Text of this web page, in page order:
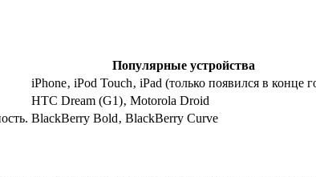
Популярные устройства
iPhone‚ iPod Touch‚ iPad (только появился в конце
HTC Dream (G1)‚ Motorola Droid
BlackBerry Bold‚ BlackBerry Curve